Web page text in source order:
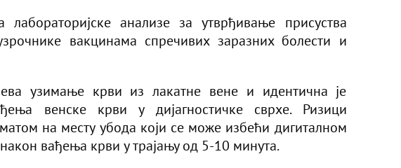
анализе за утврђивање присуства
вакцинама спречивих заразних болести и
узимање крви из лакатне вене и идентична је
венске крви у дијагностичке сврхе. Ризици
на месту убода који се може избећи дигиталном
вађења крви у трајању од 5-10 минута.